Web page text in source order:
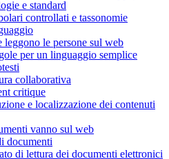
e standard
controllati e tassonomie
leggono le persone sul web
per un linguaggio semplice
collaborativa
critique
e localizzazione dei contenuti
vanno sul web
documenti
di lettura dei documenti elettronici